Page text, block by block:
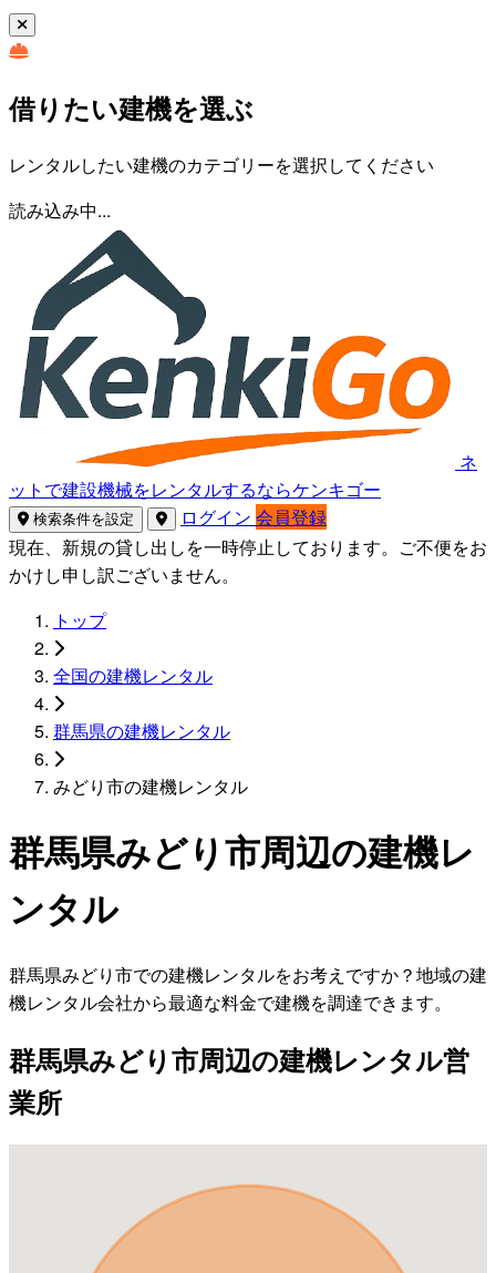
借りたい建機を選ぶ
レンタルしたい建機のカテゴリーを選択してください
読み込み中...
ネ
ットで建設機械をレンタルするならケンキゴー
検索条件を設定 ログイン 会員登録
現在、新規の貸し出しを一時停止しております。ご不便をお
かけし申し訳ございません。
トップ
全国の建機レンタル
群馬県の建機レンタル
みどり市の建機レンタル
群馬県みどり市周辺の建機レ
ンタル
群馬県みどり市での建機レンタルをお考えですか？地域の建
機レンタル会社から最適な料金で建機を調達できます。
群馬県みどり市周辺の建機レンタル営
業所